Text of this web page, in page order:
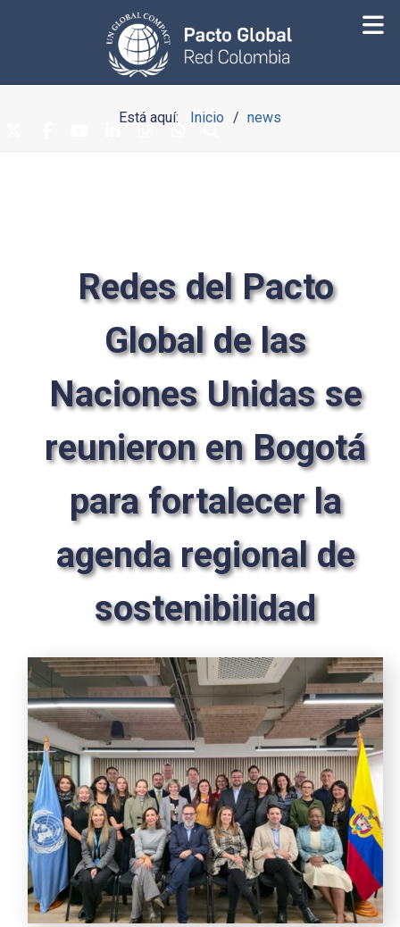
Está aquí: Inicio news
Redes del Pacto
Global de las
Naciones Unidas se
reunieron en Bogotá
para fortalecer la
agenda regional de
sostenibilidad